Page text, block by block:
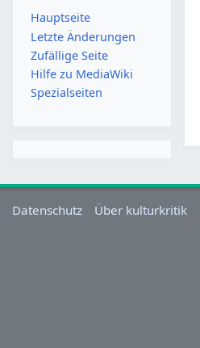
Hauptseite
Letzte Änderungen
Zufällige Seite
Hilfe zu MediaWiki
Spezialseiten
Datenschutz Über kulturkritik